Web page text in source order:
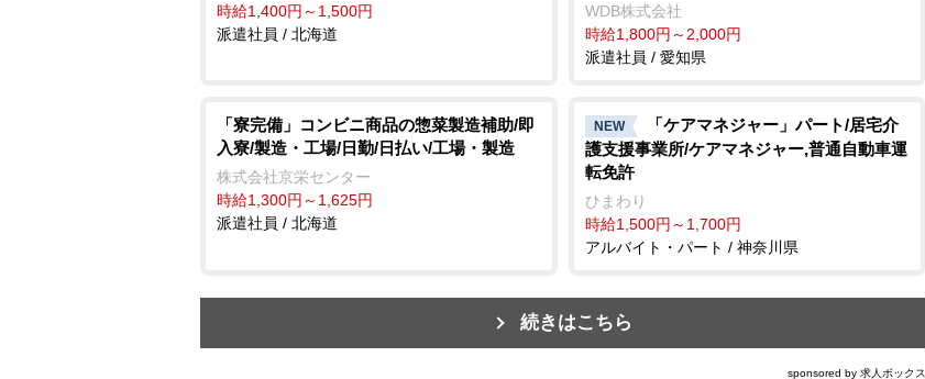
時給1,400円～1,500円
派遣社員 / 北海道
WDB株式会社
時給1,800円～2,000円
派遣社員 / 愛知県
「寮完備」コンビニ商品の惣菜製造補助/即
入寮/製造・工場/日勤/日払い/工場・製造
株式会社京栄センター
時給1,300円～1,625円
派遣社員 / 北海道
NEW
「ケアマネジャー」パート/居宅介
護支援事業所/ケアマネジャー,普通自動車運
転免許
ひまわり
時給1,500円～1,700円
アルバイト・パート / 神奈川県
続きはこちら
sponsored by 求人ボックス